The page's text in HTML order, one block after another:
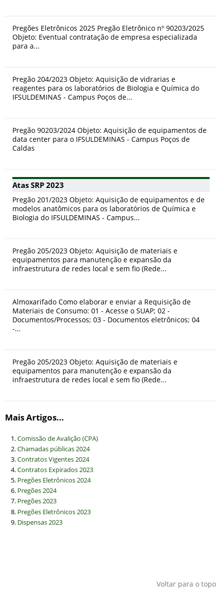
Pregões Eletrônicos 2025 Pregão Eletrônico nº 90203/2025
Objeto: Eventual contratação de empresa especializada
para a...
Pregão 204/2023 Objeto: Aquisição de vidrarias e
reagentes para os laboratórios de Biologia e Química do
IFSULDEMINAS - Campus Poços de...
Pregão 90203/2024 Objeto: Aquisição de equipamentos de
data center para o IFSULDEMINAS - Campus Poços de
Caldas
Atas SRP 2023
Pregão 201/2023 Objeto: Aquisição de equipamentos e de
modelos anatômicos para os laboratórios de Química e
Biologia do IFSULDEMINAS - Campus...
Pregão 205/2023 Objeto: Aquisição de materiais e
equipamentos para manutenção e expansão da
infraestrutura de redes local e sem fio (Rede...
Almoxarifado Como elaborar e enviar a Requisição de
Materiais de Consumo: 01 - Acesse o SUAP; 02 -
Documentos/Processos; 03 - Documentos eletrônicos; 04
-...
Pregão 205/2023 Objeto: Aquisição de materiais e
equipamentos para manutenção e expansão da
infraestrutura de redes local e sem fio (Rede...
Mais Artigos...
Comissão de Avalição (CPA)
Chamadas públicas 2024
Contratos Vigentes 2024
Contratos Expirados 2023
Pregões Eletrônicos 2024
Pregões 2024
Pregões 2023
Pregões Eletrônicos 2023
Dispensas 2023
Voltar para o topo